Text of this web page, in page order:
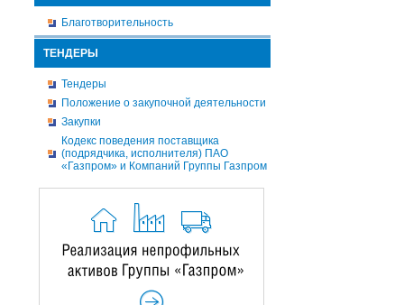
Благотворительность
ТЕНДЕРЫ
Тендеры
Положение о закупочной деятельности
Закупки
Кодекс поведения поставщика
(подрядчика, исполнителя) ПАО
«Газпром» и Компаний Группы Газпром